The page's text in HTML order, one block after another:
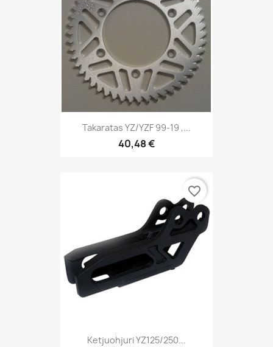
Takaratas YZ/YZF 99-19 ,...
40,48 €
Ketjuohjuri YZ125/250...
favorite_border